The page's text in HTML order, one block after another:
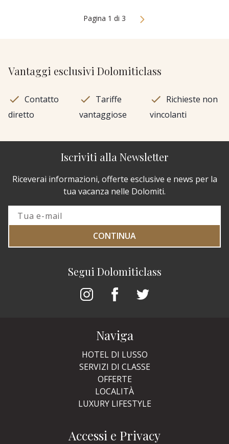
Pagina 1 di 3
Vantaggi esclusivi Dolomiticlass
Contatto
diretto
Tariffe
vantaggiose
Richieste non
vincolanti
Segui Dolomiticlass
Iscriviti alla Newsletter
Riceverai informazioni, offerte esclusive e news per la
tua vacanza nelle Dolomiti.
CONTINUA
Naviga
HOTEL DI LUSSO
SERVIZI DI CLASSE
OFFERTE
LOCALITÀ
LUXURY LIFESTYLE
Accessi e Privacy